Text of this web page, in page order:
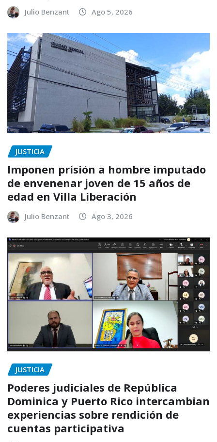
Julio Benzant Ago 5, 2026
JUSTICIA
Imponen prisión a hombre imputado
de envenenar joven de 15 años de
edad en Villa Liberación
Julio Benzant Ago 3, 2026
JUSTICIA
Poderes judiciales de República
Dominica y Puerto Rico intercambian
experiencias sobre rendición de
cuentas participativa